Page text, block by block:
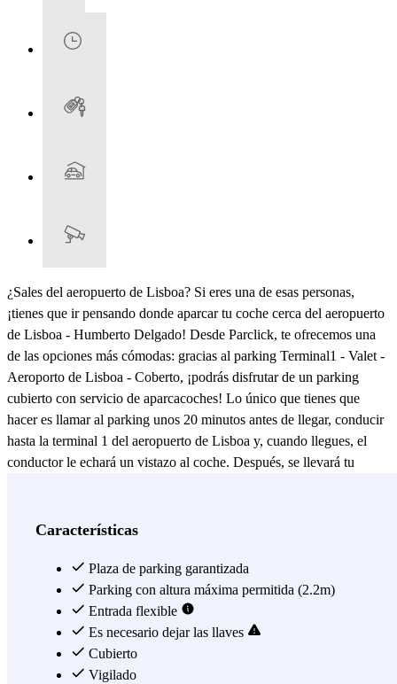
¿Sales del aeropuerto de Lisboa? Si eres una de esas personas,
¡tienes que ir pensando donde aparcar tu coche cerca del aeropuerto
de Lisboa - Humberto Delgado! Desde Parclick, te ofrecemos una
de las opciones más cómodas: gracias al parking Terminal1 - Valet -
Aeroporto de Lisboa - Coberto, ¡podrás disfrutar de un parking
cubierto con servicio de aparcacoches! Lo único que tienes que
hacer es llamar al parking unos 20 minutos antes de llegar, conducir
hasta la terminal 1 del aeropuerto de Lisboa y, cuando llegues, el
conductor le echará un vistazo al coche. Después, se llevará tu
cuando estés recogiendo tus maletas para solicitar la devolución de
aeropuerto de Lisboa. Puedes viajar a cualquier hora del día
porque... ¡el parking estará abierto! Aprovecha este parking cubierto,
24h y vigilado cerca del aeropuerto de Lisboa y disfruta de su
servicio de aparcacoches. ¡Reserva ya en el parking Terminal1 -
Valet - Aeroporto de Lisboa - Coberto! En este aparcamiento es
necesario dejar las llaves del coche.
Características
Plaza de parking garantizada
Parking con altura máxima permitida (2.2m)
Entrada flexible
Es necesario dejar las llaves
Cubierto
Vigilado